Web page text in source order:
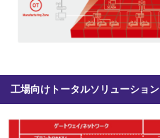
工場向けトータルソリューショ